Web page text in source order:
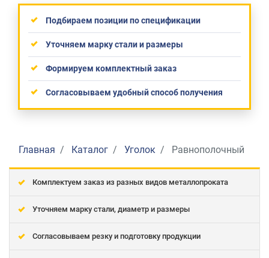
Подбираем позиции по спецификации
Уточняем марку стали и размеры
Формируем комплектный заказ
Согласовываем удобный способ получения
Главная Каталог Уголок Равнополочный
Комплектуем заказ из разных видов металлопроката
Уточняем марку стали, диаметр и размеры
Согласовываем резку и подготовку продукции